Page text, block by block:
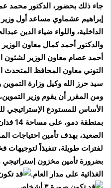
جاء ذلك بحضور، الدكتور محمد
إبراهيم عشماوي مساعد أول وزير
الداخلية، واللواء ضياء الدين
والدكتور أحمد كمال معاون
أحمد عصام معاون الوزير لشئون
التوني معاون المحافظ
سيد حرز الله وكيل وزارة التموين
ومن المقرر أن يقوم وزير
الأساس للمستودع الإستراتيجي
الصعيد، بهدف تأمين احتياجات
لفترات طويلة، تنفيذاً لتوجيهات
بضرورة تأمين مخزون إستراتيجي
الغذائية على مدار العام.